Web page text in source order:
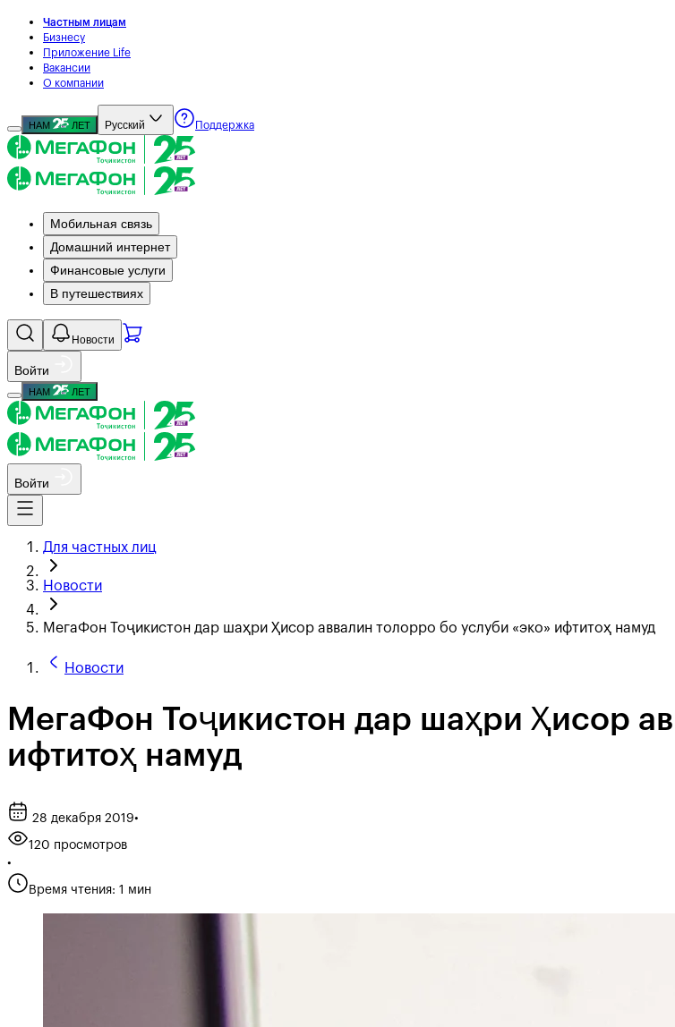
Частным лицам
Бизнесу
Приложение Life
Вакансии
О компании
НАМ ЛЕТ Русский Поддержка
Мобильная связь
Домашний интернет
Финансовые услуги
В путешествиях
Новости
Войти
НАМ ЛЕТ
Войти
Для частных лиц
Новости
МегаФон Тоҷикистон дар шаҳри Ҳисор аввалин толорро бо услуби «эко» ифтитоҳ намуд
Новости
МегаФон Тоҷикистон дар шаҳри Ҳисор
ифтитоҳ намуд
28 декабря 2019•
120 просмотров
•
Время чтения: 1 мин